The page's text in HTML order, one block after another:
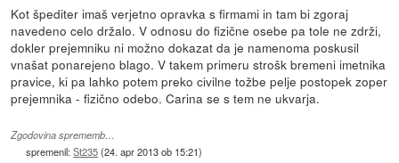
Kot špediter imaš verjetno opravka s firmami in tam bi zgoraj
navedeno celo držalo. V odnosu do fizične osebe pa tole ne zdrži,
dokler prejemniku ni možno dokazat da je namenoma poskusil
vnašat ponarejeno blago. V takem primeru strošk bremeni imetnika
pravice, ki pa lahko potem preko civilne tožbe pelje postopek zoper
prejemnika - fizično odebo. Carina se s tem ne ukvarja.
Zgodovina sprememb…
spremenil:St235(24. apr 2013 ob 15:21)